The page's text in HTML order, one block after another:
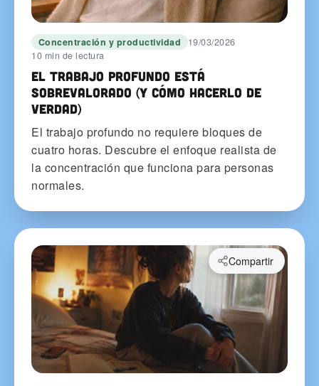
Concentración y productividad 19/03/2026
10 min de lectura
El trabajo profundo está
sobrevalorado (y cómo hacerlo de
verdad)
El trabajo profundo no requiere bloques de
cuatro horas. Descubre el enfoque realista de
la concentración que funciona para personas
normales.
Compartir